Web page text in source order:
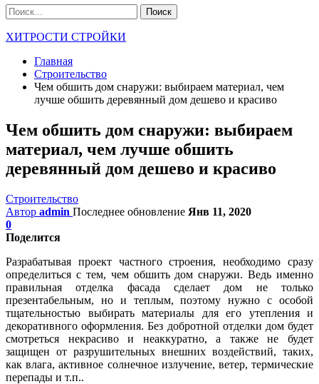
ХИТРОСТИ СТРОЙКИ
Главная
Строительство
Чем обшить дом снаружи: выбираем материал, чем
лучше обшить деревянный дом дешево и красиво
Чем обшить дом снаружи: выбираем
материал, чем лучше обшить
деревянный дом дешево и красиво
Строительство
Автор admin Последнее обновление Янв 11, 2020
0
Поделится
Разрабатывая проект частного строения, необходимо сразу
определиться с тем, чем обшить дом снаружи. Ведь именно
правильная отделка фасада сделает дом не только
презентабельным, но и теплым, поэтому нужно с особой
тщательностью выбирать материалы для его утепления и
декоративного оформления. Без добротной отделки дом будет
смотреться некрасиво и неаккуратно, а также не будет
защищен от разрушительных внешних воздействий, таких,
как влага, активное солнечное излучение, ветер, термические
перепады и т.п..